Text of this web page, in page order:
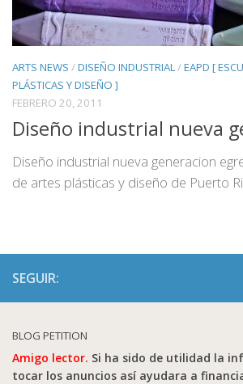
ARTS NEWS /DISEÑO INDUSTRIAL/EAPD [
PLÁSTICAS Y DISEÑO ]
FEBRERO 20, 2011
Diseño industrial nueva
Diseño industrial nueva generacion
de artes plásticas y diseño de Puerto
SEGUIR:
BLOG PETITION
Amigo lector. Si ha sido de utilidad la
tocar los anuncios así ayudara a